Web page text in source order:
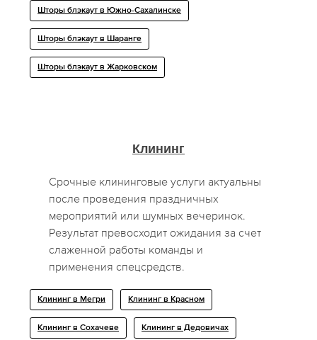
Шторы блэкаут в Южно-Сахалинске
Шторы блэкаут в Шаранге
Шторы блэкаут в Жарковском
Клининг
Срочные клининговые услуги актуальны
после проведения праздничных
мероприятий или шумных вечеринок.
Результат превосходит ожидания за счет
слаженной работы команды и
применения спецсредств.
Клининг в Мегри Клининг в Красном
Клининг в Сохачеве Клининг в Дедовичах